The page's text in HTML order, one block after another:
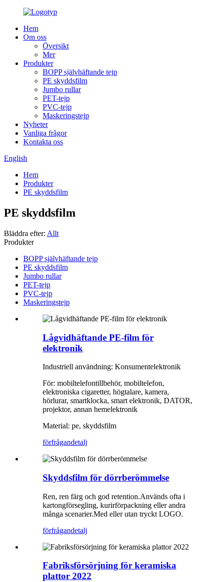
Hem
Om oss
Översikt
Mer
Produkter
BOPP självhäftande tejp
PE skyddsfilm
Jumbo rullar
PET-tejp
PVC-tejp
Maskeringstejp
Nyheter
Vanliga frågor
Kontakta oss
English
Hem
Produkter
PE skyddsfilm
PE skyddsfilm
Bläddra efter: Allt
Produkter
BOPP självhäftande tejp
PE skyddsfilm
Jumbo rullar
PET-tejp
PVC-tejp
Maskeringstejp
Lågvidhäftande PE-film för
elektronik
Industriell användning: Konsumentelektronik
För: mobiltelefontillbehör, mobiltelefon,
elektroniska cigaretter, högtalare, kamera,
hörlurar, smartklocka, smart elektronik, DATOR,
projektor, annan hemelektronik
Material: pe, skyddsfilm
förfrågandetalj
Skyddsfilm för dörrberömmelse
Ren, ren färg och god retention.Används ofta i
kartongförsegling, kurirförpackning eller andra
många scenarier.Med eller utan tryckt LOGO.
förfrågandetalj
Fabriksförsörjning för keramiska
plattor 2022